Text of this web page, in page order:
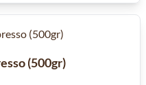
(500gr)